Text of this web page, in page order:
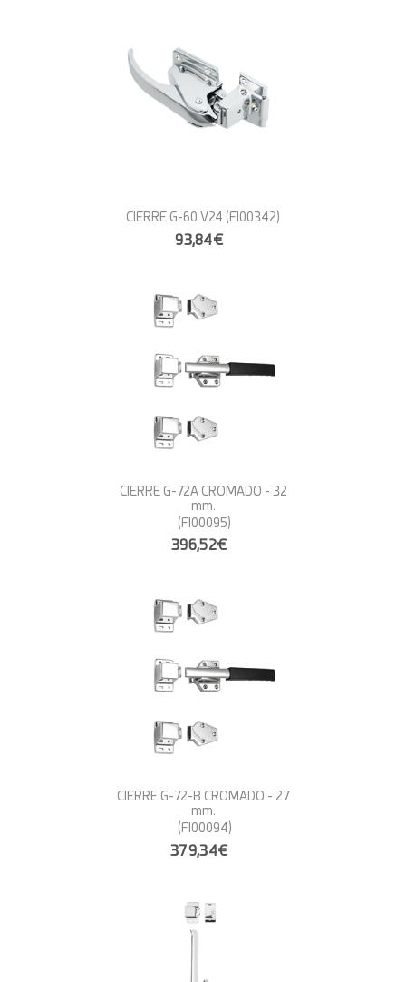
CIERRE G-60 V24 (FI00342)
93,84€
CIERRE G-72A CROMADO - 32
mm.
(FI00095)
396,52€
CIERRE G-72-B CROMADO - 27
mm.
(FI00094)
379,34€